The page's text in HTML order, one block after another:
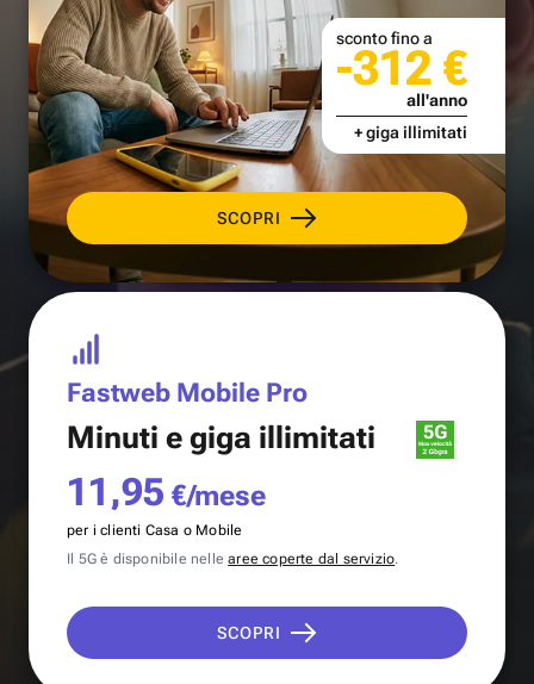
SCOPRI
sconto fino a
-312 €
all'anno
+ giga illimitati
Fastweb Mobile Pro
Minuti e giga illimitati
11,95 €/mese
per i clienti Casa o Mobile
Il 5G è disponibile nellearee coperte dal servizio.
SCOPRI